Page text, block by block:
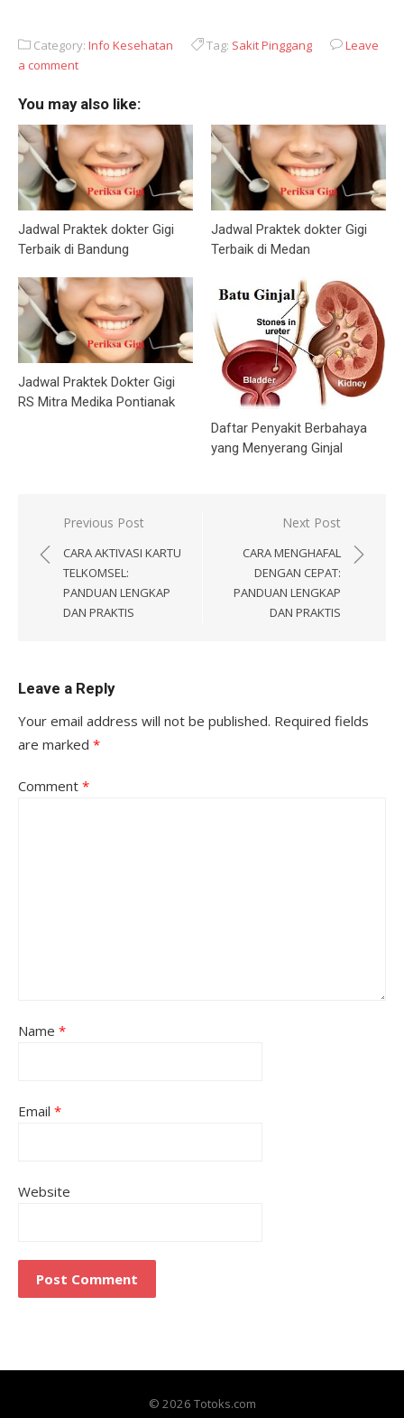
Category: Info Kesehatan Tag: Sakit Pinggang
Leave
a comment
You may also like:
Jadwal Praktek dokter Gigi
Terbaik di Bandung
Jadwal Praktek dokter Gigi
Terbaik di Medan
Jadwal Praktek Dokter Gigi
RS Mitra Medika Pontianak
Daftar Penyakit Berbahaya
yang Menyerang Ginjal
Post
navigation
Previous Post
CARA AKTIVASI KARTU
TELKOMSEL:
PANDUAN LENGKAP
DAN PRAKTIS
Next Post
CARA MENGHAFAL
DENGAN CEPAT:
PANDUAN LENGKAP
DAN PRAKTIS
Leave a Reply
Your email address will not be published. Required fields
are marked *
Comment *
Name *
Email *
Website
© 2026 Totoks.com